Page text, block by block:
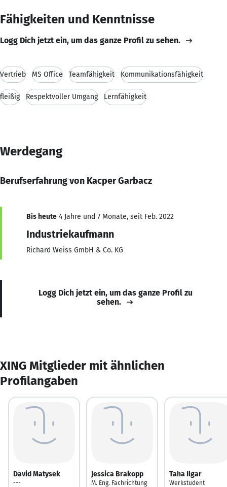
Fähigkeiten und Kenntnisse
Logg Dich jetzt ein, um das ganze Profil zu sehen.
Vertrieb MS Office Teamfähigkeit Kommunikationsfähigkeit
fleißig Respektvoller Umgang Lernfähigkeit
Werdegang
Berufserfahrung von Kacper Garbacz
Bis heute 4 Jahre und 7 Monate, seit Feb. 2022
Industriekaufmann
Richard Weiss GmbH & Co. KG
Logg Dich jetzt ein, um das ganze Profil zu
sehen.
XING Mitglieder mit ähnlichen
Profilangaben
David Matysek
---
Jessica Brakopp
M. Eng. Fachrichtung
Taha Ilgar
Werkstudent